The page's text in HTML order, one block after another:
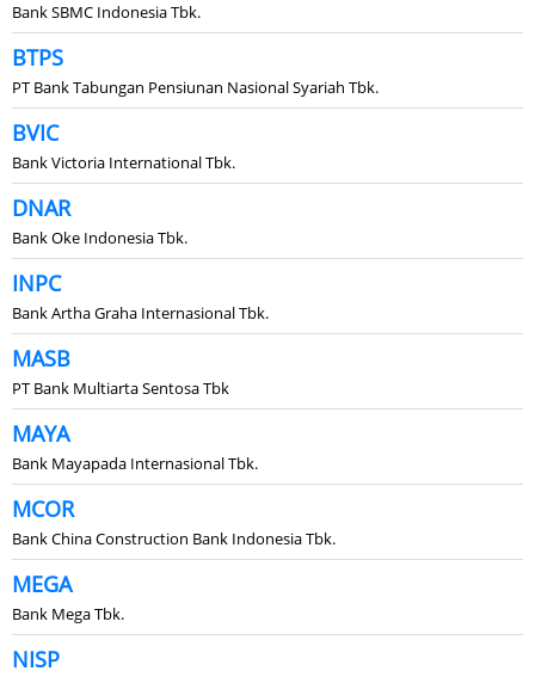
Bank SBMC Indonesia Tbk.
BTPS
PT Bank Tabungan Pensiunan Nasional Syariah Tbk.
BVIC
Bank Victoria International Tbk.
DNAR
Bank Oke Indonesia Tbk.
INPC
Bank Artha Graha Internasional Tbk.
MASB
PT Bank Multiarta Sentosa Tbk
MAYA
Bank Mayapada Internasional Tbk.
MCOR
Bank China Construction Bank Indonesia Tbk.
MEGA
Bank Mega Tbk.
NISP